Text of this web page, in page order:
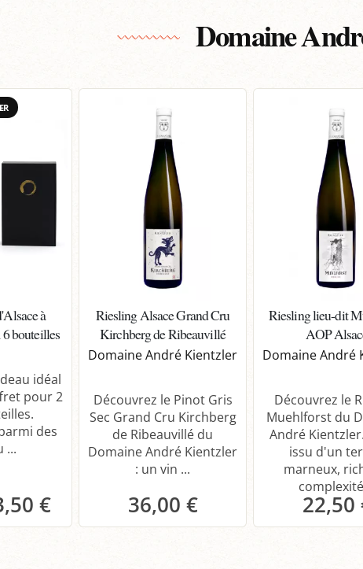
Domaine
à
bouteilles
idéal
pour 2
des
...
€
Riesling Alsace Grand Cru
Kirchberg de Ribeauvillé
Domaine André Kientzler
Découvrez le Pinot Gris
Sec Grand Cru Kirchberg
de Ribeauvillé du
Domaine André Kientzler
: un vin ...
36,00 €
Riesling lieu-dit
AOP
Domaine André
Découvrez le
Muehlforst du
André
issu d'un
marneux,
22,50